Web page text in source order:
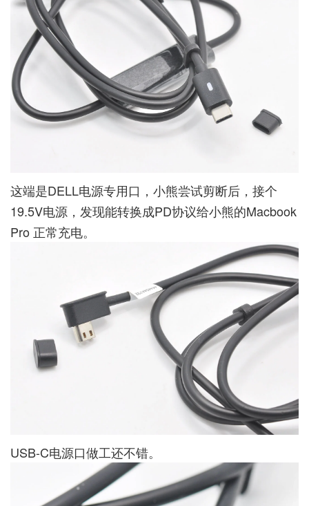
这端是DELL电源专用口，小熊尝试剪断后，接个
19.5V电源，发现能转换成PD协议给小熊的Macbook
Pro 正常充电。
USB-C电源口做工还不错。